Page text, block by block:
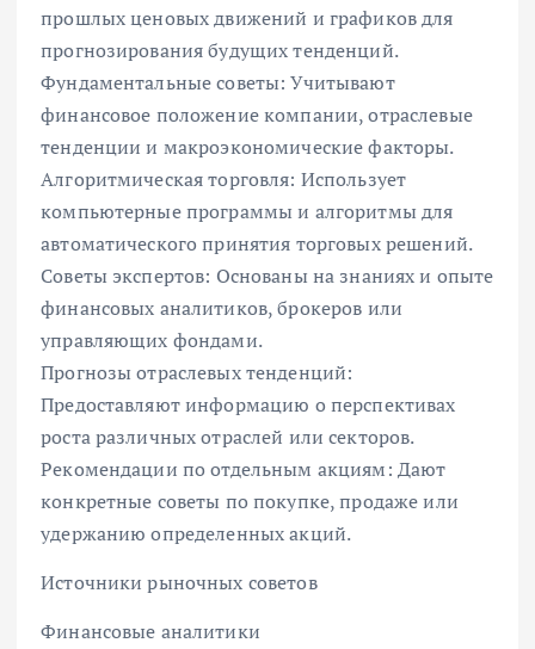
прошлых ценовых движений и графиков для
прогнозирования будущих тенденций.
Фундаментальные советы: Учитывают
финансовое положение компании, отраслевые
тенденции и макроэкономические факторы.
Алгоритмическая торговля: Использует
компьютерные программы и алгоритмы для
автоматического принятия торговых решений.
Советы экспертов: Основаны на знаниях и опыте
финансовых аналитиков, брокеров или
управляющих фондами.
Прогнозы отраслевых тенденций:
Предоставляют информацию о перспективах
роста различных отраслей или секторов.
Рекомендации по отдельным акциям: Дают
конкретные советы по покупке, продаже или
удержанию определенных акций.
Источники рыночных советов
Финансовые аналитики